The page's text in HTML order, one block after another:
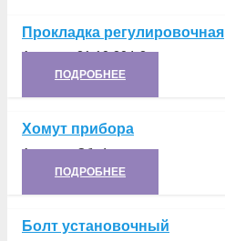
Прокладка регулировочная
Артикул:21.10.204-2
ПОДРОБНЕЕ
Хомут прибора
Артикул:Сб. 4
ПОДРОБНЕЕ
Болт установочный